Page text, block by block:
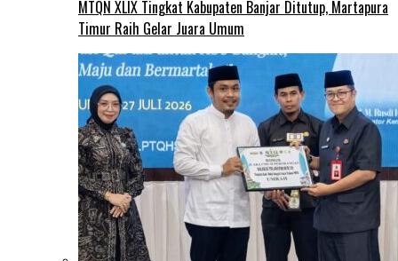
MTQN XLIX Tingkat Kabupaten Banjar Ditutup, Martapura
Timur Raih Gelar Juara Umum